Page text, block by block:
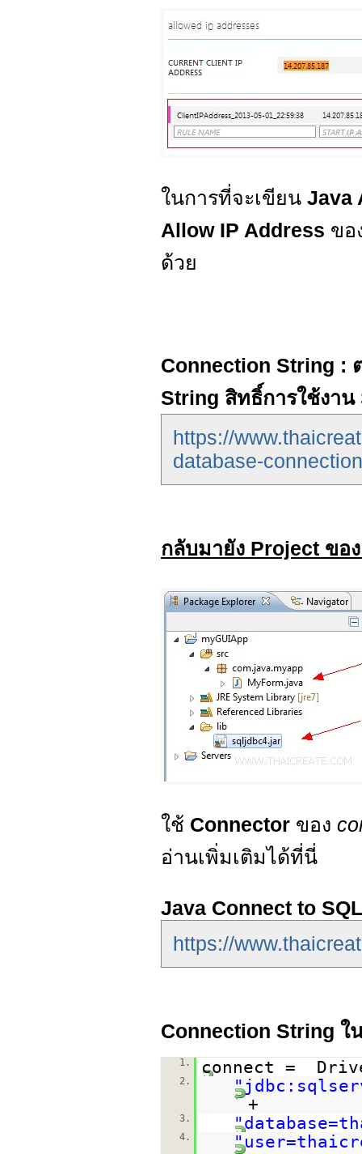
ในการที่จะเขียน Java
Allow IP Address ขอ
ด้วย
Connection String :
String สิทธิ์การใช้งาน
https://
database-
กลับมายัง Project ขอ
ใช้ Connector ของ
อ่านเพิ่มเติมได้ที่นี่
Java Connect to
https://
Connection String ใ
1. connect =
2. "jdbc:
+
3.
4.